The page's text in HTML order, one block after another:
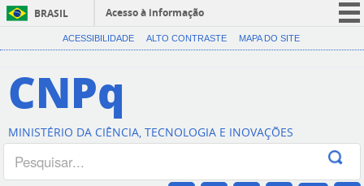
BRASIL
Acesso à informação
CORONAVÍRUS (COVID-19)
Canais
ACESSIBILIDADE ALTO CONTRASTE MAPA DO SITE
CNPq
MINISTÉRIO DA CIÊNCIA, TECNOLOGIA E INOVAÇÕES